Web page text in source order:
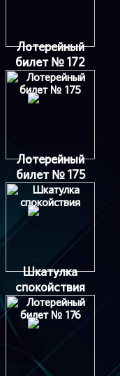
Лотерейный
билет № 172
Лотерейный
билет № 175
Шкатулка
спокойствия